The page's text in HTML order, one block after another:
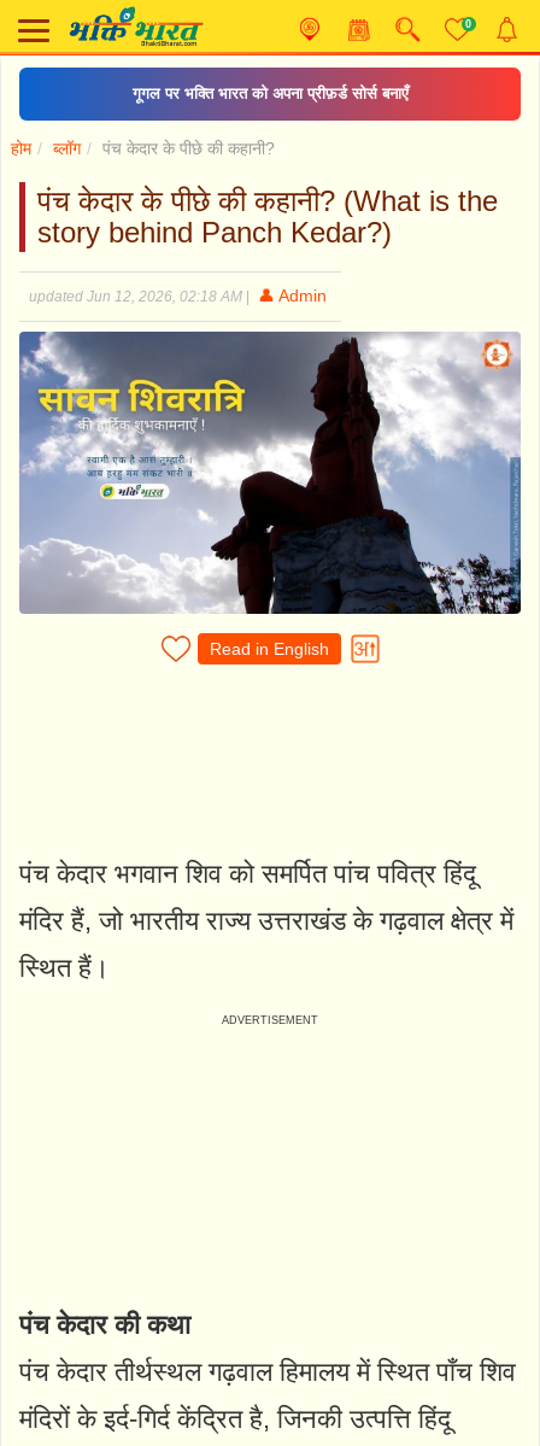
0
गूगल पर भक्ति भारत को अपना प्रीफ़र्ड सोर्स बनाएँ
होम ब्लॉग पंच केदार के पीछे की कहानी?
पंच केदार के पीछे की कहानी? (What is the
story behind Panch Kedar?)
updated Jun 12, 2026, 02:18 AM 👤 Admin
Read in English
पंच केदार भगवान शिव को समर्पित पांच पवित्र हिंदू
मंदिर हैं, जो भारतीय राज्य उत्तराखंड के गढ़वाल क्षेत्र में
स्थित हैं।
पंच केदार की कथा
पंच केदार तीर्थस्थल गढ़वाल हिमालय में स्थित पाँच शिव
मंदिरों के इर्द-गिर्द केंद्रित है, जिनकी उत्पत्ति हिंदू